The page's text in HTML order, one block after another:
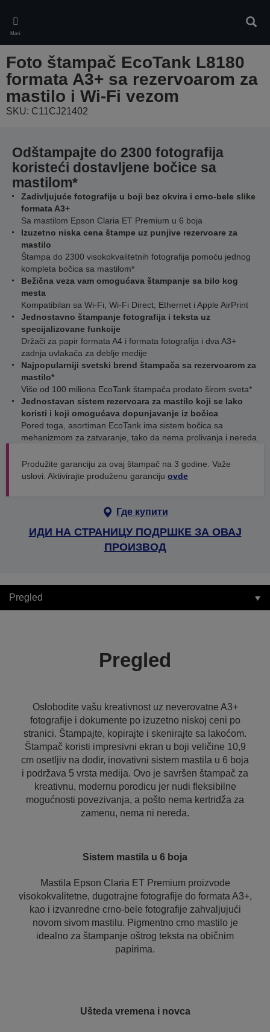
main
content
Meni
Foto štampač EcoTank L8180
formata A3+ sa rezervoarom za
mastilo i Wi-Fi vezom
SKU: C11CJ21402
Odštampajte do 2300 fotografija
koristeći dostavljene bočice sa
mastilom*
Zadivljujuće fotografije u boji bez okvira i crno-bele slike
formata A3+
Sa mastilom Epson Claria ET Premium u 6 boja
Izuzetno niska cena štampe uz punjive rezervoare za
mastilo
Štampa do 2300 visokokvalitetnih fotografija pomoću jednog
kompleta bočica sa mastilom*
Bežična veza vam omogućava štampanje sa bilo kog
mesta
Kompatibilan sa Wi-Fi, Wi-Fi Direct, Ethernet i Apple AirPrint
Jednostavno štampanje fotografija i teksta uz
specijalizovane funkcije
Držači za papir formata A4 i formata fotografija i dva A3+
zadnja uvlakača za deblje medije
Najpopularniji svetski brend štampača sa rezervoarom za
mastilo*
Više od 100 miliona EcoTank štampača prodato širom sveta*
Jednostavan sistem rezervoara za mastilo koji se lako
koristi i koji omogućava dopunjavanje iz bočica
Pored toga, asortiman EcoTank ima sistem bočica sa
mehanizmom za zatvaranje, tako da nema prolivanja i nereda
Produžite garanciju za ovaj štampač na 3 godine. Važe
uslovi. Aktivirajte produženu garanciju ovde
Где купити
ИДИ НА СТРАНИЦУ ПОДРШКЕ ЗА ОВАЈ
ПРОИЗВОД
Pregled
Pregled
Oslobodite vašu kreativnost uz neverovatne A3+
fotografije i dokumente po izuzetno niskoj ceni po
stranici. Štampajte, kopirajte i skenirajte sa lakoćom.
Štampač koristi impresivni ekran u boji veličine 10,9
cm osetljiv na dodir, inovativni sistem mastila u 6 boja
i podržava 5 vrsta medija. Ovo je savršen štampač za
kreativnu, modernu porodicu jer nudi fleksibilne
mogućnosti povezivanja, a pošto nema kertridža za
zamenu, nema ni nereda.
Sistem mastila u 6 boja
Mastila Epson Claria ET Premium proizvode
visokokvalitetne, dugotrajne fotografije do formata A3+,
kao i izvanredne crno-bele fotografije zahvaljujući
novom sivom mastilu. Pigmentno crno mastilo je
idealno za štampanje oštrog teksta na običnim
papirima.
Ušteda vremena i novca